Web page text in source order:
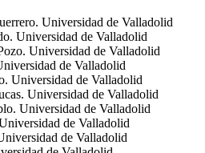
Universidad de Valladolid
Universidad de Valladolid
Universidad de Valladolid
de Valladolid
Universidad de Valladolid
Universidad de Valladolid
Universidad de Valladolid
de Valladolid
de Valladolid